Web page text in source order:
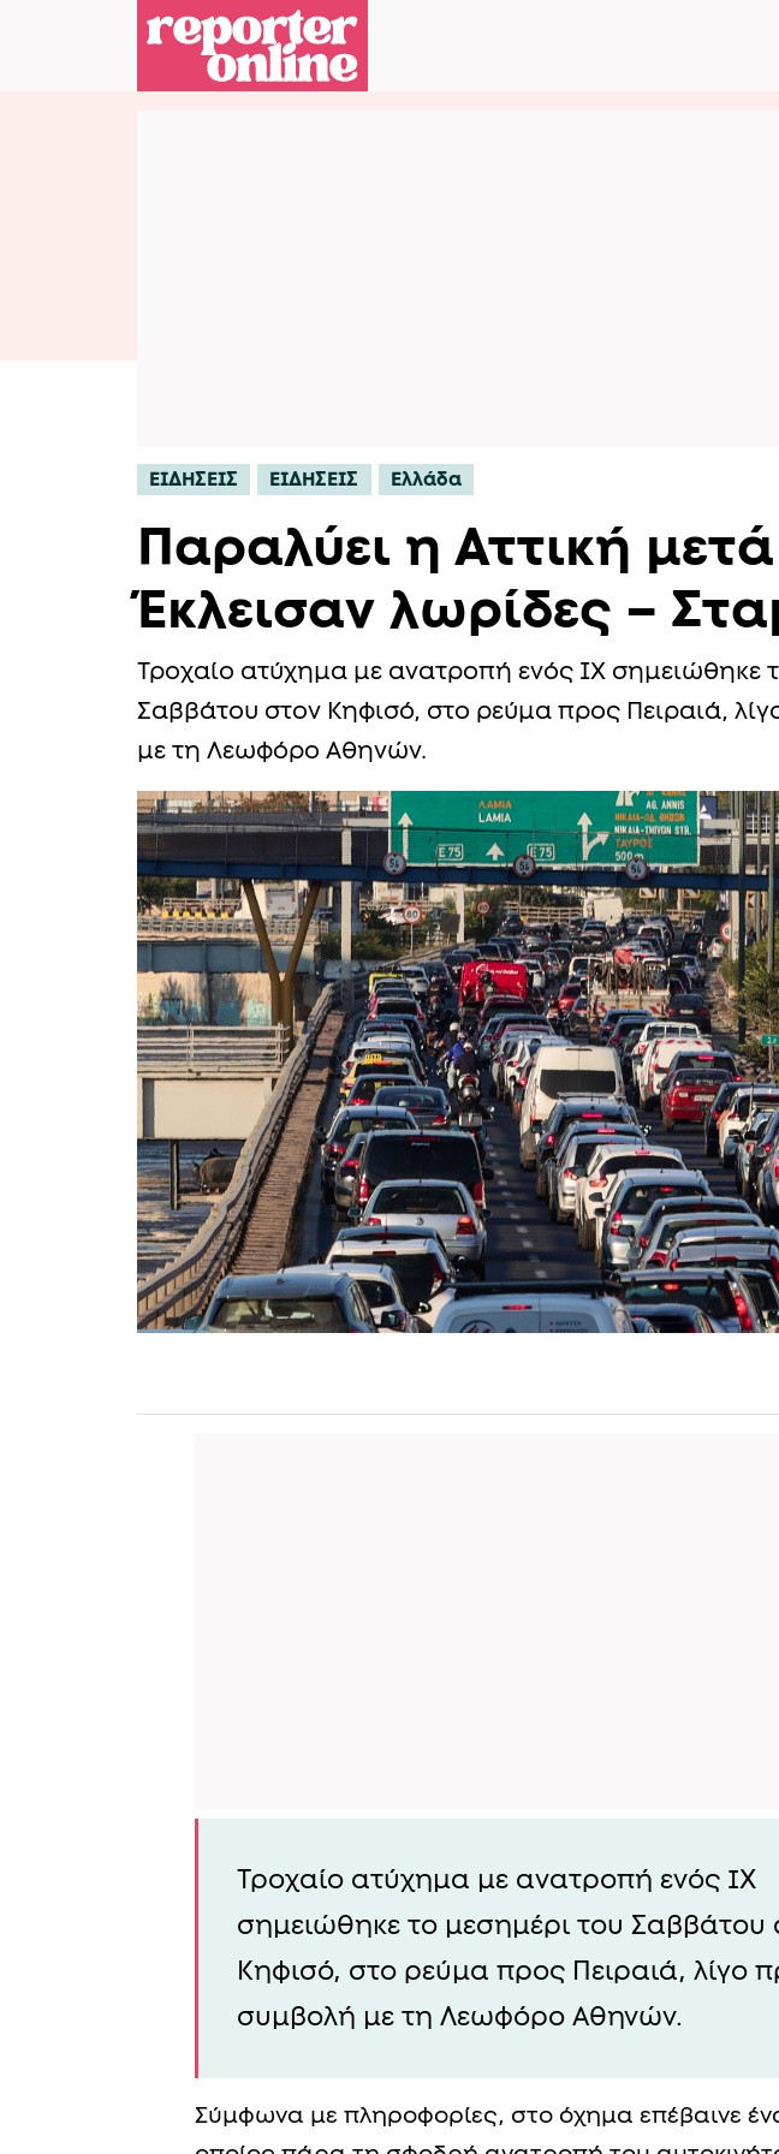
Skip to content
Skip to footer
ΕΙΔΗΣΕΙΣ ΕΙΔΗΣΕΙΣ Ελλάδα
Παραλύει η Αττική
Έκλεισαν λωρίδες –
Τροχαίο ατύχημα με ανατροπή ενός ΙΧ σημειώθηκε
Σαββάτου στον Κηφισό, στο ρεύμα προς Πειραιά,
με τη Λεωφόρο Αθηνών.
Τροχαίο ατύχημα με ανατροπή ενός ΙΧ
σημειώθηκε το μεσημέρι του Σαββάτου
Κηφισό, στο ρεύμα προς Πειραιά, λίγο
συμβολή με τη Λεωφόρο Αθηνών.
Σύμφωνα με πληροφορίες, στο όχημα επέβαινε